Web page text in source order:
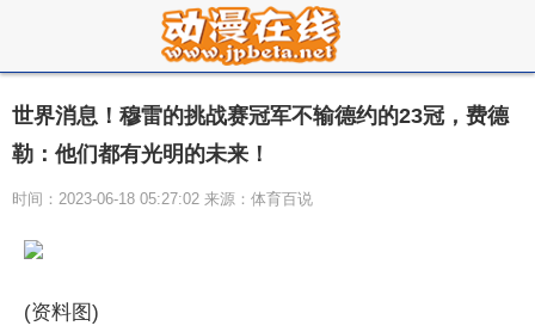
世界消息！穆雷的挑战赛冠军不输德约的23冠，费德
勒：他们都有光明的未来！
时间：2023-06-18 05:27:02 来源：体育百说
(资料图)